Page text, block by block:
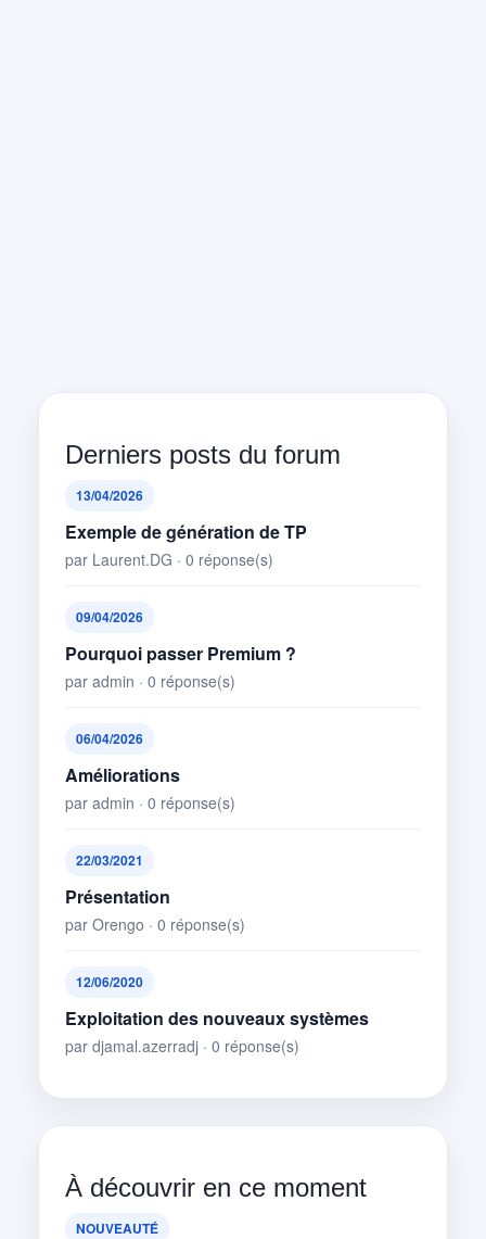
Derniers posts du forum
13/04/2026
Exemple de génération de TP
par Laurent.DG · 0 réponse(s)
09/04/2026
Pourquoi passer Premium ?
par admin · 0 réponse(s)
06/04/2026
Améliorations
par admin · 0 réponse(s)
22/03/2021
Présentation
par Orengo · 0 réponse(s)
12/06/2020
Exploitation des nouveaux systèmes
par djamal.azerradj · 0 réponse(s)
À découvrir en ce moment
NOUVEAUTÉ